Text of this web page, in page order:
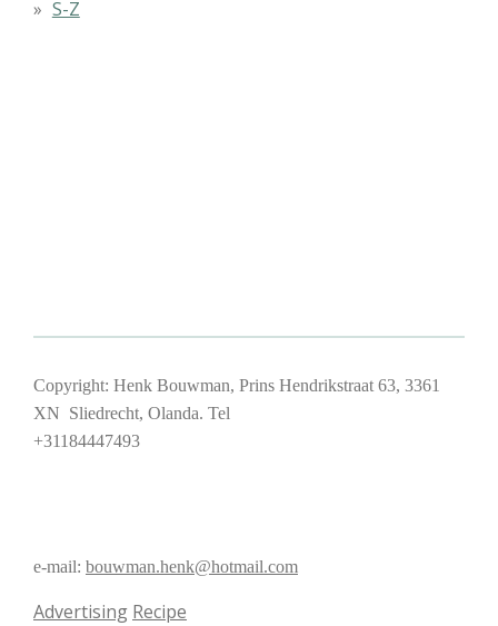
S-Z
Copyright: Henk Bouwman, Prins Hendrikstraat 63, 3361
XN Sliedrecht, Olanda. Tel
+31184447493
e-mail: bouwman.henk@hotmail.com
Advertising Recipe